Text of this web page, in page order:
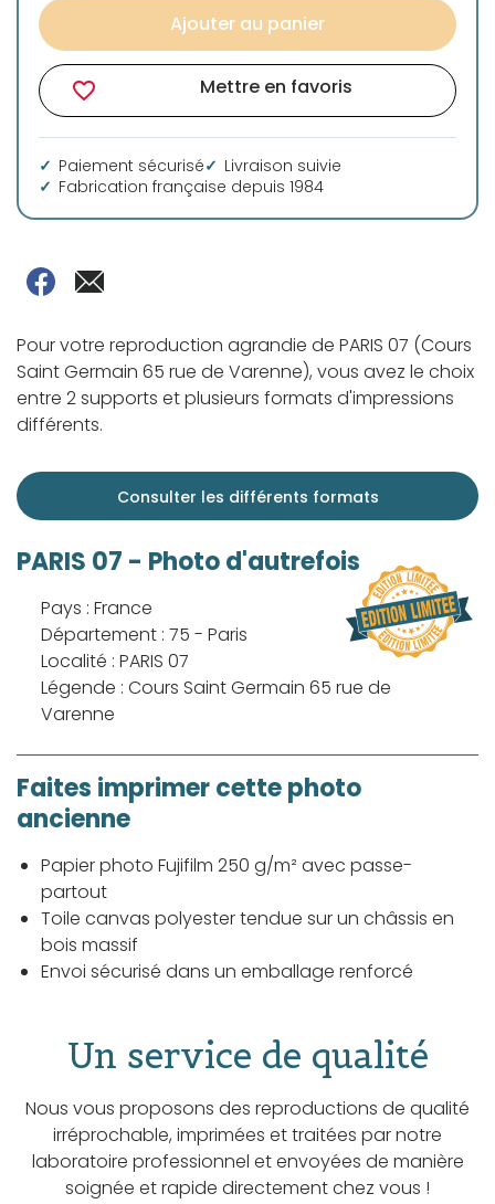
Ajouter au panier
favorite_border Mettre en favoris
Paiement sécurisé
Livraison suivie
Fabrication française depuis 1984
Pour votre reproduction agrandie de PARIS 07 (Cours
Saint Germain 65 rue de Varenne), vous avez le choix
entre 2 supports et plusieurs formats d'impressions
différents.
Consulter les différents formats
PARIS 07 - Photo d'autrefois
Pays : France
Département : 75 - Paris
Localité : PARIS 07
Légende : Cours Saint Germain 65 rue de
Varenne
Faites imprimer cette photo
ancienne
Papier photo Fujifilm 250 g/m² avec passe-
partout
Toile canvas polyester tendue sur un châssis en
bois massif
Envoi sécurisé dans un emballage renforcé
Un service de qualité
Nous vous proposons des reproductions de qualité
irréprochable, imprimées et traitées par notre
laboratoire professionnel et envoyées de manière
soignée et rapide directement chez vous !